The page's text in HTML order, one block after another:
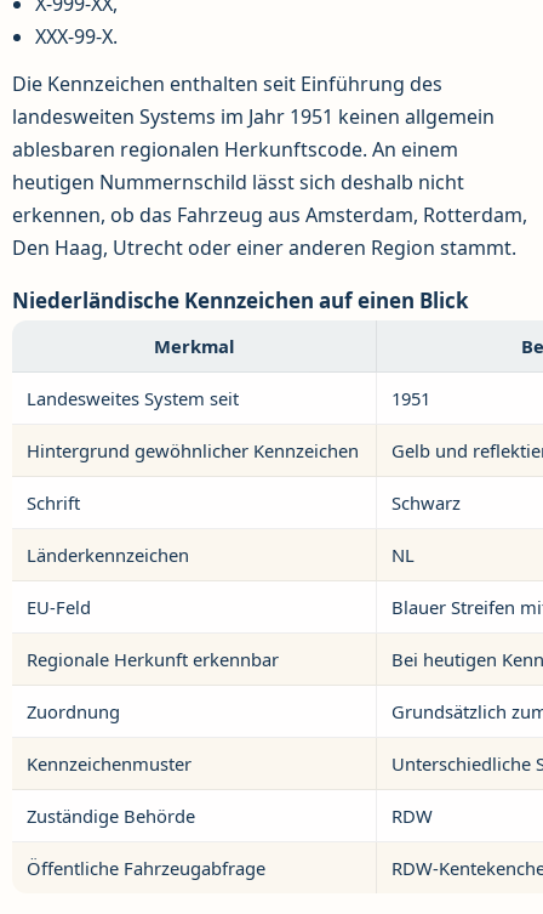
XXX-99-X.
Die Kennzeichen enthalten seit Einführung des
landesweiten Systems im Jahr 1951 keinen allgemein
ablesbaren regionalen Herkunftscode. An einem
heutigen Nummernschild lässt sich deshalb nicht
erkennen, ob das Fahrzeug aus Amsterdam, Rotterdam,
Den Haag, Utrecht oder einer anderen Region stammt.
Niederländische Kennzeichen auf einen Blick
Merkmal
Landesweites System seit 1951
Hintergrund gewöhnlicher Kennzeichen Gelb und
Schrift Schwarz
Länderkennzeichen NL
EU-Feld Blauer Streifen
Regionale Herkunft erkennbar Bei heutigen
Zuordnung Grundsätzlich
Kennzeichenmuster Unterschiedliche
Zuständige Behörde RDW
Öffentliche Fahrzeugabfrage RDW-